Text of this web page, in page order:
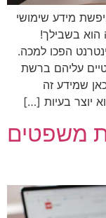
מידע שימושי
הוא בשבילך!
הפכו למכה.
עליהם ברשת
שמידע זה
יוצר בעיות […]
משפטים